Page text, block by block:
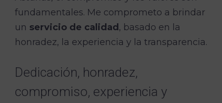
fundamentales. Me comprometo a brindar
un servicio de calidad , basado en la
honradez, la experiencia y la transparencia.
Dedicación, honradez,
compromiso, experiencia y